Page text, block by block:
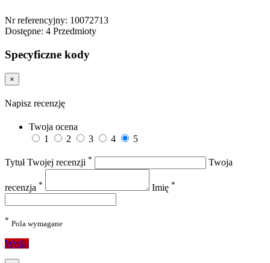
Nr referencyjny: 10072713
Dostępne: 4 Przedmioty
Specyficzne kody
×
Napisz recenzję
Twoja ocena
1
2 3 4 5
Tytuł Twojej recenzji * Twoja
recenzja * Imię *
* Pola wymagane
Wyślij